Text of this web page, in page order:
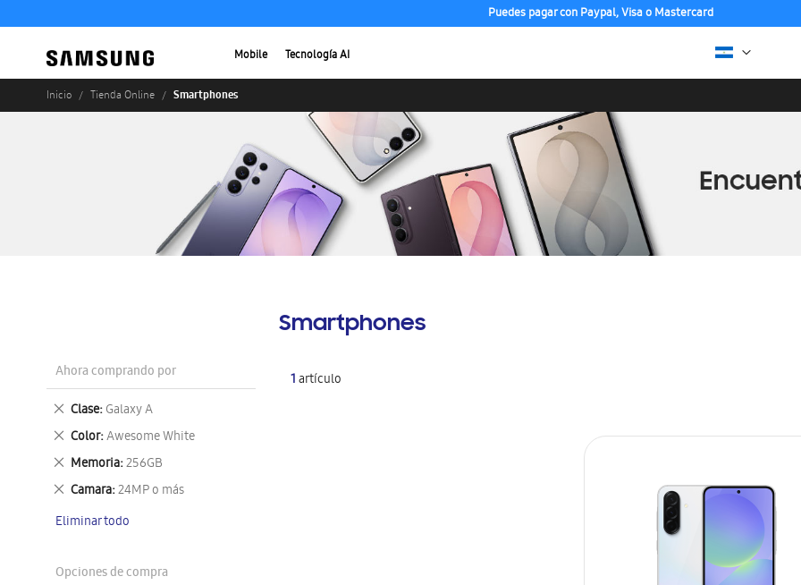
Puedes pagar con Paypal, Visa o Mastercard
Mobile Tecnología AI
Inicio Tienda Online Smartphones
Smartphones
1artículo
Ahora comprando por
Clase Galaxy A
Eliminar
este
artículo
Color Awesome White
Eliminar
este
artículo
Memoria 256GB
Eliminar
este
artículo
Camara 24MP o más
Eliminar
artículo
Eliminar todo
Opciones de compra